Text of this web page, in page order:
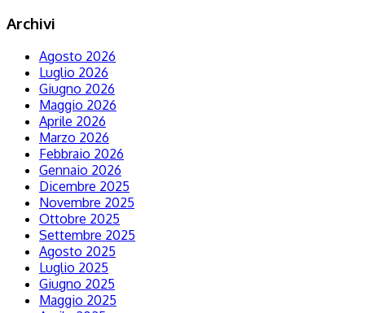
Archivi
Agosto 2026
Luglio 2026
Giugno 2026
Maggio 2026
Aprile 2026
Marzo 2026
Febbraio 2026
Gennaio 2026
Dicembre 2025
Novembre 2025
Ottobre 2025
Settembre 2025
Agosto 2025
Luglio 2025
Giugno 2025
Maggio 2025